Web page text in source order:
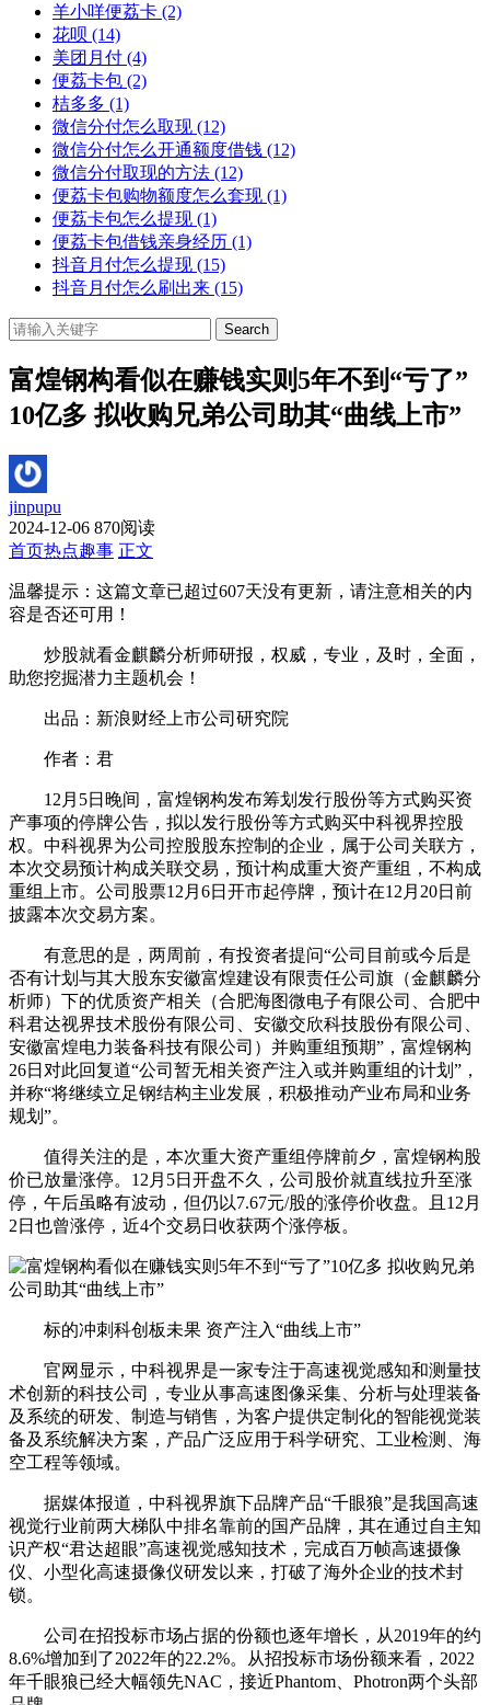
羊小咩便荔卡 (2)
花呗 (14)
美团月付 (4)
便荔卡包 (2)
桔多多 (1)
微信分付怎么取现 (12)
微信分付怎么开通额度借钱 (12)
微信分付取现的方法 (12)
便荔卡包购物额度怎么套现 (1)
便荔卡包怎么提现 (1)
便荔卡包借钱亲身经历 (1)
抖音月付怎么提现 (15)
抖音月付怎么刷出来 (15)
Search
富煌钢构看似在赚钱实则5年不到“亏了”
10亿多 拟收购兄弟公司助其“曲线上市”
jinpupu
2024-12-06 870阅读
首页热点趣事 正文
温馨提示：这篇文章已超过607天没有更新，请注意相关的内
容是否还可用！
炒股就看金麒麟分析师研报，权威，专业，及时，全面，
助您挖掘潜力主题机会！
出品：新浪财经上市公司研究院
作者：君
12月5日晚间，富煌钢构发布筹划发行股份等方式购买资
产事项的停牌公告，拟以发行股份等方式购买中科视界控股
权。中科视界为公司控股股东控制的企业，属于公司关联方，
本次交易预计构成关联交易，预计构成重大资产重组，不构成
重组上市。公司股票12月6日开市起停牌，预计在12月20日前
披露本次交易方案。
有意思的是，两周前，有投资者提问“公司目前或今后是
否有计划与其大股东安徽富煌建设有限责任公司旗（金麒麟分
析师）下的优质资产相关（合肥海图微电子有限公司、合肥中
科君达视界技术股份有限公司、安徽交欣科技股份有限公司、
安徽富煌电力装备科技有限公司）并购重组预期”，富煌钢构
26日对此回复道“公司暂无相关资产注入或并购重组的计划”，
并称“将继续立足钢结构主业发展，积极推动产业布局和业务
规划”。
值得关注的是，本次重大资产重组停牌前夕，富煌钢构股
价已放量涨停。12月5日开盘不久，公司股价就直线拉升至涨
停，午后虽略有波动，但仍以7.67元/股的涨停价收盘。且12月
2日也曾涨停，近4个交易日收获两个涨停板。
标的冲刺科创板未果 资产注入“曲线上市”
官网显示，中科视界是一家专注于高速视觉感知和测量技
术创新的科技公司，专业从事高速图像采集、分析与处理装备
及系统的研发、制造与销售，为客户提供定制化的智能视觉装
备及系统解决方案，产品广泛应用于科学研究、工业检测、海
空工程等领域。
据媒体报道，中科视界旗下品牌产品“千眼狼”是我国高速
视觉行业前两大梯队中排名靠前的国产品牌，其在通过自主知
识产权“君达超眼”高速视觉感知技术，完成百万帧高速摄像
仪、小型化高速摄像仪研发以来，打破了海外企业的技术封
锁。
公司在招投标市场占据的份额也逐年增长，从2019年的约
8.6%增加到了2022年的22.2%。从招投标市场份额来看，2022
年千眼狼已经大幅领先NAC，接近Phantom、Photron两个头部